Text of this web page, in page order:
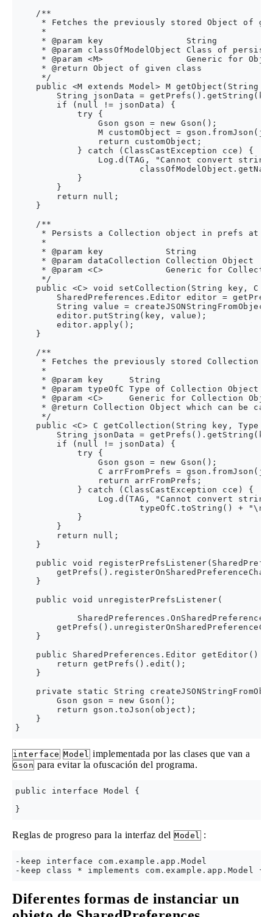
    /**
* Fetches the previously stored Object of
     *
     * @param key                String
* @param classOfModelObject Class of
* @param <M>                Generic for
     * @return Object of given class
     */
public <M extends Model> M getObject(String
String jsonData =
        if (null != jsonData) {
            try {
                Gson gson = new Gson();
M customObject =
                return customObject;
            } catch (ClassCastException cce) {
Log.d(TAG, "Cannot convert
            }
        }
        return null;
    }
    /**
* Persists a Collection object in prefs at
     *
     * @param key            String
     * @param dataCollection Collection Object
* @param <C>            Generic for
     */
public <C> void setCollection(String key, C
SharedPreferences.Editor editor =
String value =
        editor.putString(key, value);
        editor.apply();
    }
    /**
* Fetches the previously stored Collection
     *
     * @param key     String
     * @param typeOfC Type of Collection Object
* @param <C>     Generic for Collection
* @return Collection Object which can be
     */
public <C> C getCollection(String key, Type
String jsonData =
        if (null != jsonData) {
            try {
                Gson gson = new Gson();
C arrFromPrefs =
                return arrFromPrefs;
            } catch (ClassCastException cce) {
Log.d(TAG, "Cannot convert
typeOfC.toString() + "\n"
            }
        }
        return null;
    }
public void
    }
    public void unregisterPrefsListener(
    }
    public SharedPreferences.Editor getEditor() {
        return getPrefs().edit();
    }
private static String
        Gson gson = new Gson();
        return gson.toJson(object);
    }
interface Model implementada por las clases que van a
Gson para evitar la ofuscación del programa.
public interface Model {
Reglas de progreso para la interfaz del Model :
-keep interface com.example.app.Model
Diferentes formas de instanciar un